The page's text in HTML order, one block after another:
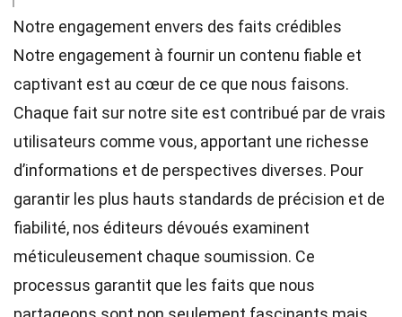
Notre engagement envers des faits crédibles
Notre engagement à fournir un contenu fiable et
captivant est au cœur de ce que nous faisons.
Chaque fait sur notre site est contribué par de vrais
utilisateurs comme vous, apportant une richesse
d’informations et de perspectives diverses. Pour
garantir les plus hauts standards de précision et de
fiabilité, nos éditeurs dévoués examinent
méticuleusement chaque soumission. Ce
processus garantit que les faits que nous